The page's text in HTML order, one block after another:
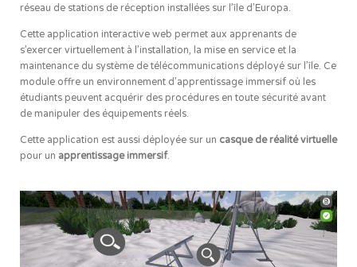
réseau de stations de réception installées sur l’île d’Europa.
Cette application interactive web permet aux apprenants de
s’exercer virtuellement à l’installation, la mise en service et la
maintenance du système de télécommunications déployé sur l’île. Ce
module offre un environnement d’apprentissage immersif où les
étudiants peuvent acquérir des procédures en toute sécurité avant
de manipuler des équipements réels.
Cette application est aussi déployée sur un casque de réalité virtuelle
pour un apprentissage immersif.